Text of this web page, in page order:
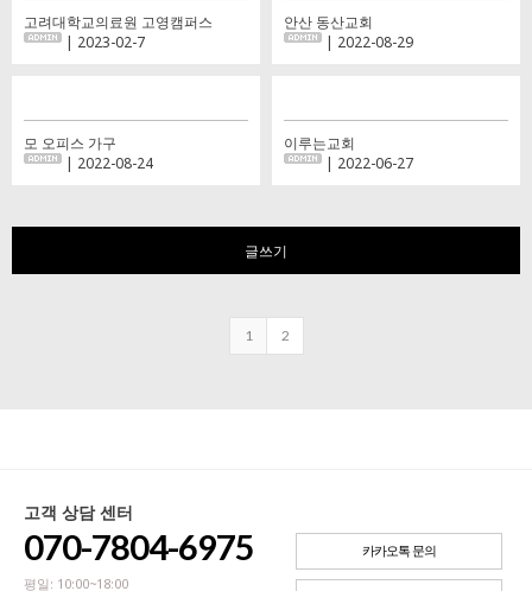
고려대학교의료원 고영캠퍼스
| 2023-02-7
안산 동산교회
| 2022-08-29
모 오피스 가구
| 2022-08-24
이루는교회
| 2022-06-27
글쓰기
1 2
고객 상담 센터
070-7804-6975
평일: 10:00~18:00
카카오톡 문의